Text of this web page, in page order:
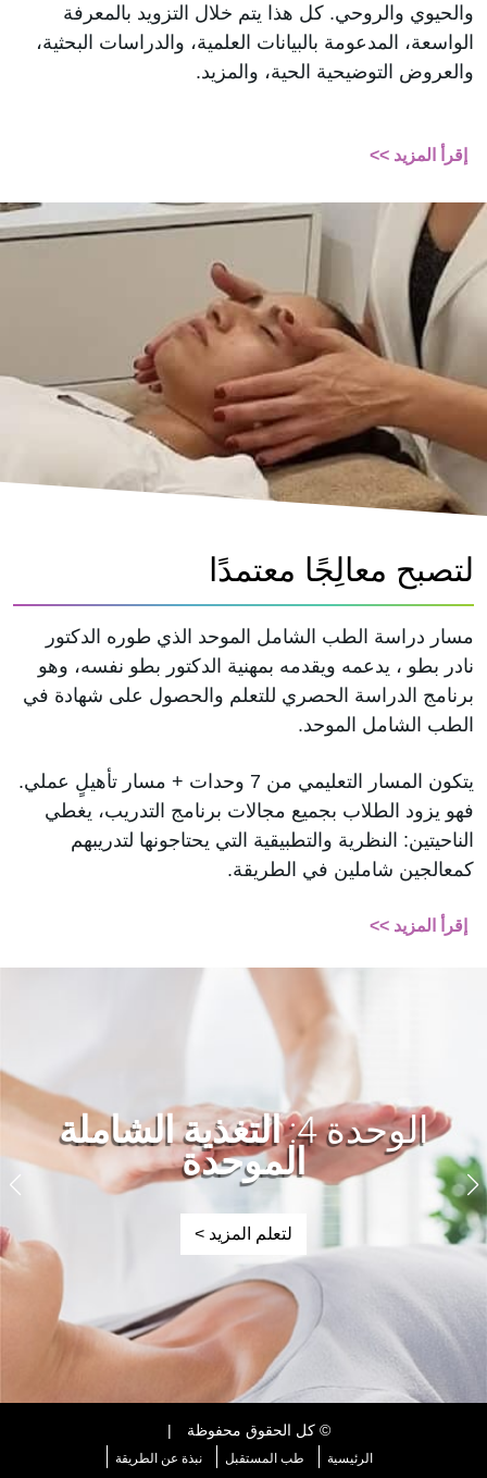
والحيوي والروحي. كل هذا يتم خلال التزويد بالمعرفة
الواسعة، المدعومة بالبيانات العلمية، والدراسات البحثية،
والعروض التوضيحية الحية، والمزيد.
إقرأ المزيد >>
لتصبح معالِجًا معتمدًا
مسار دراسة الطب الشامل الموحد الذي طوره الدكتور
نادر بطو ، يدعمه ويقدمه بمهنية الدكتور بطو نفسه، وهو
برنامج الدراسة الحصري للتعلم والحصول على شهادة في
الطب الشامل الموحد.
يتكون المسار التعليمي من 7 وحدات + مسار تأهيلٍ عملي.
فهو يزود الطلاب بجميع مجالات برنامج التدريب، يغطي
الناحيتين: النظرية والتطبيقية التي يحتاجونها لتدريبهم
كمعالجين شاملين في الطريقة.
إقرأ المزيد >>
الوحدة 4: التغذية الشاملة
الموحدة
لتعلم المزيد >
© كل الحقوق محفوظة |
الرئيسية طب المستقبل نبذة عن الطريقة